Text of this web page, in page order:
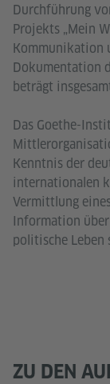
Durchführung
Projekts „Mein
Kommunikation
Dokumentation
beträgt
Das Goethe-
Kenntnis der
internationalen
Vermittlung
Information
politische Leben
ZU DEN